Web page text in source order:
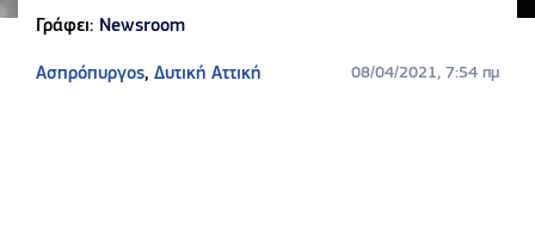
Γράφει: Newsroom
Ασπρόπυργος, Δυτική Αττική 08/04/2021, 7:54 πμ